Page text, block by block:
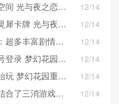
之恋清理空间的方法 12/14
恋回收灵犀卡牌的方法 12/14
情演绎，卡片精致！ 12/14
园切换账号登录的方法 12/14
园重新开始玩的方法 12/14
戏和模拟经营为一体 12/14